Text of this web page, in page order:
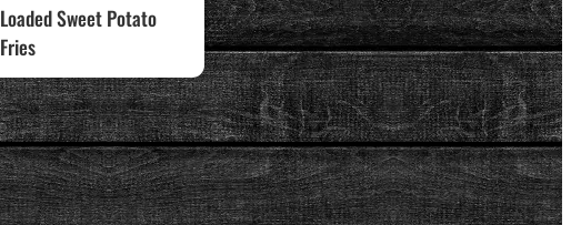
Loaded Sweet Potato
Fries